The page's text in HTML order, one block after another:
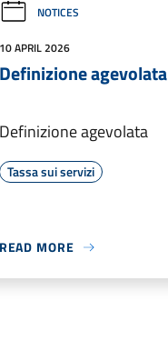
NOTICES
APRIL 2026
agevolata
agevolata
Tassa sui servizi
MORE